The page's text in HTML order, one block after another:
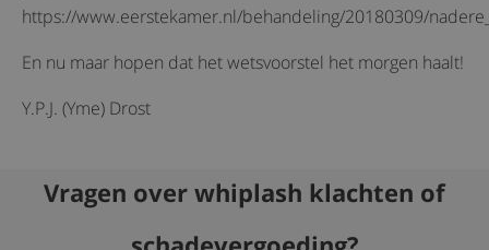
https://www.eerstekamer.nl/behandeling/20180309/
En nu maar hopen dat het wetsvoorstel het morgen haalt!
Y.P.J. (Yme) Drost
Vragen over whiplash klachten of